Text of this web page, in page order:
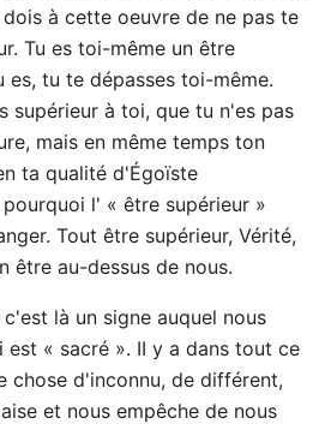
à cette oeuvre de ne pas te
Tu es toi-même un être
es, tu te dépasses toi-même.
supérieur à toi, que tu n'es pas
mais en même temps ton
ta qualité d'Égoïste
l' « être supérieur »
Tout être supérieur, Vérité,
être au-dessus de nous.
là un signe auquel nous
est « sacré ». II y a dans tout ce
chose d'inconnu, de différent,
et nous empêche de nous